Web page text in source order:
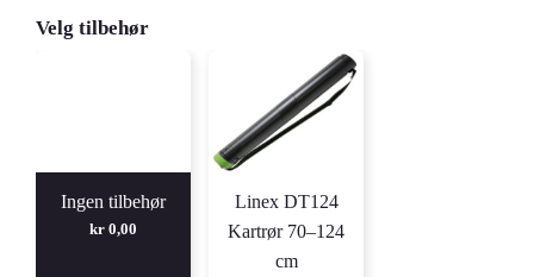
Velg tilbehør
Ingen tilbehør
kr 0,00
Linex DT124
Kartrør 70–124
cm